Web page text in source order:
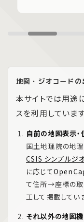
地図・ジオコード
本サイトでは用途
スを利用しています
自前の地図表示
国土地理院の地
CSIS シンプルジ
に応じて
て住所→座標の取
工して掲載してい
それ以外の地図